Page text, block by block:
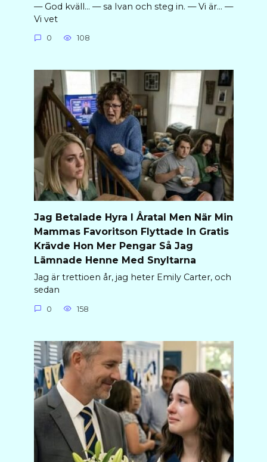
— God kväll… — sa Ivan och steg in. — Vi är… —
Vi vet
0 108
Jag Betalade Hyra I Åratal Men När Min
Mammas Favoritson Flyttade In Gratis
Krävde Hon Mer Pengar Så Jag
Lämnade Henne Med Snyltarna
Jag är trettioen år, jag heter Emily Carter, och
sedan
0 158